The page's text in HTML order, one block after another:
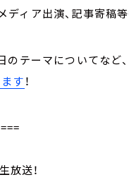
ディア出演、記事寄稿等
のテーマについてなど
す！
放送！